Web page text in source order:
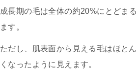
成長期の毛は全体の約20%にとどま
ます。
ただし、肌表面から見える毛はほと
くなったように見えます。